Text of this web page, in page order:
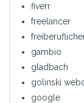
fiverr
freelancer
gambio
gladbach
golinski
google